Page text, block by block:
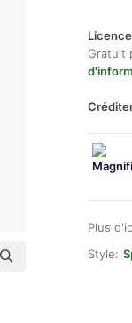
Gratuit
Plus
Style: